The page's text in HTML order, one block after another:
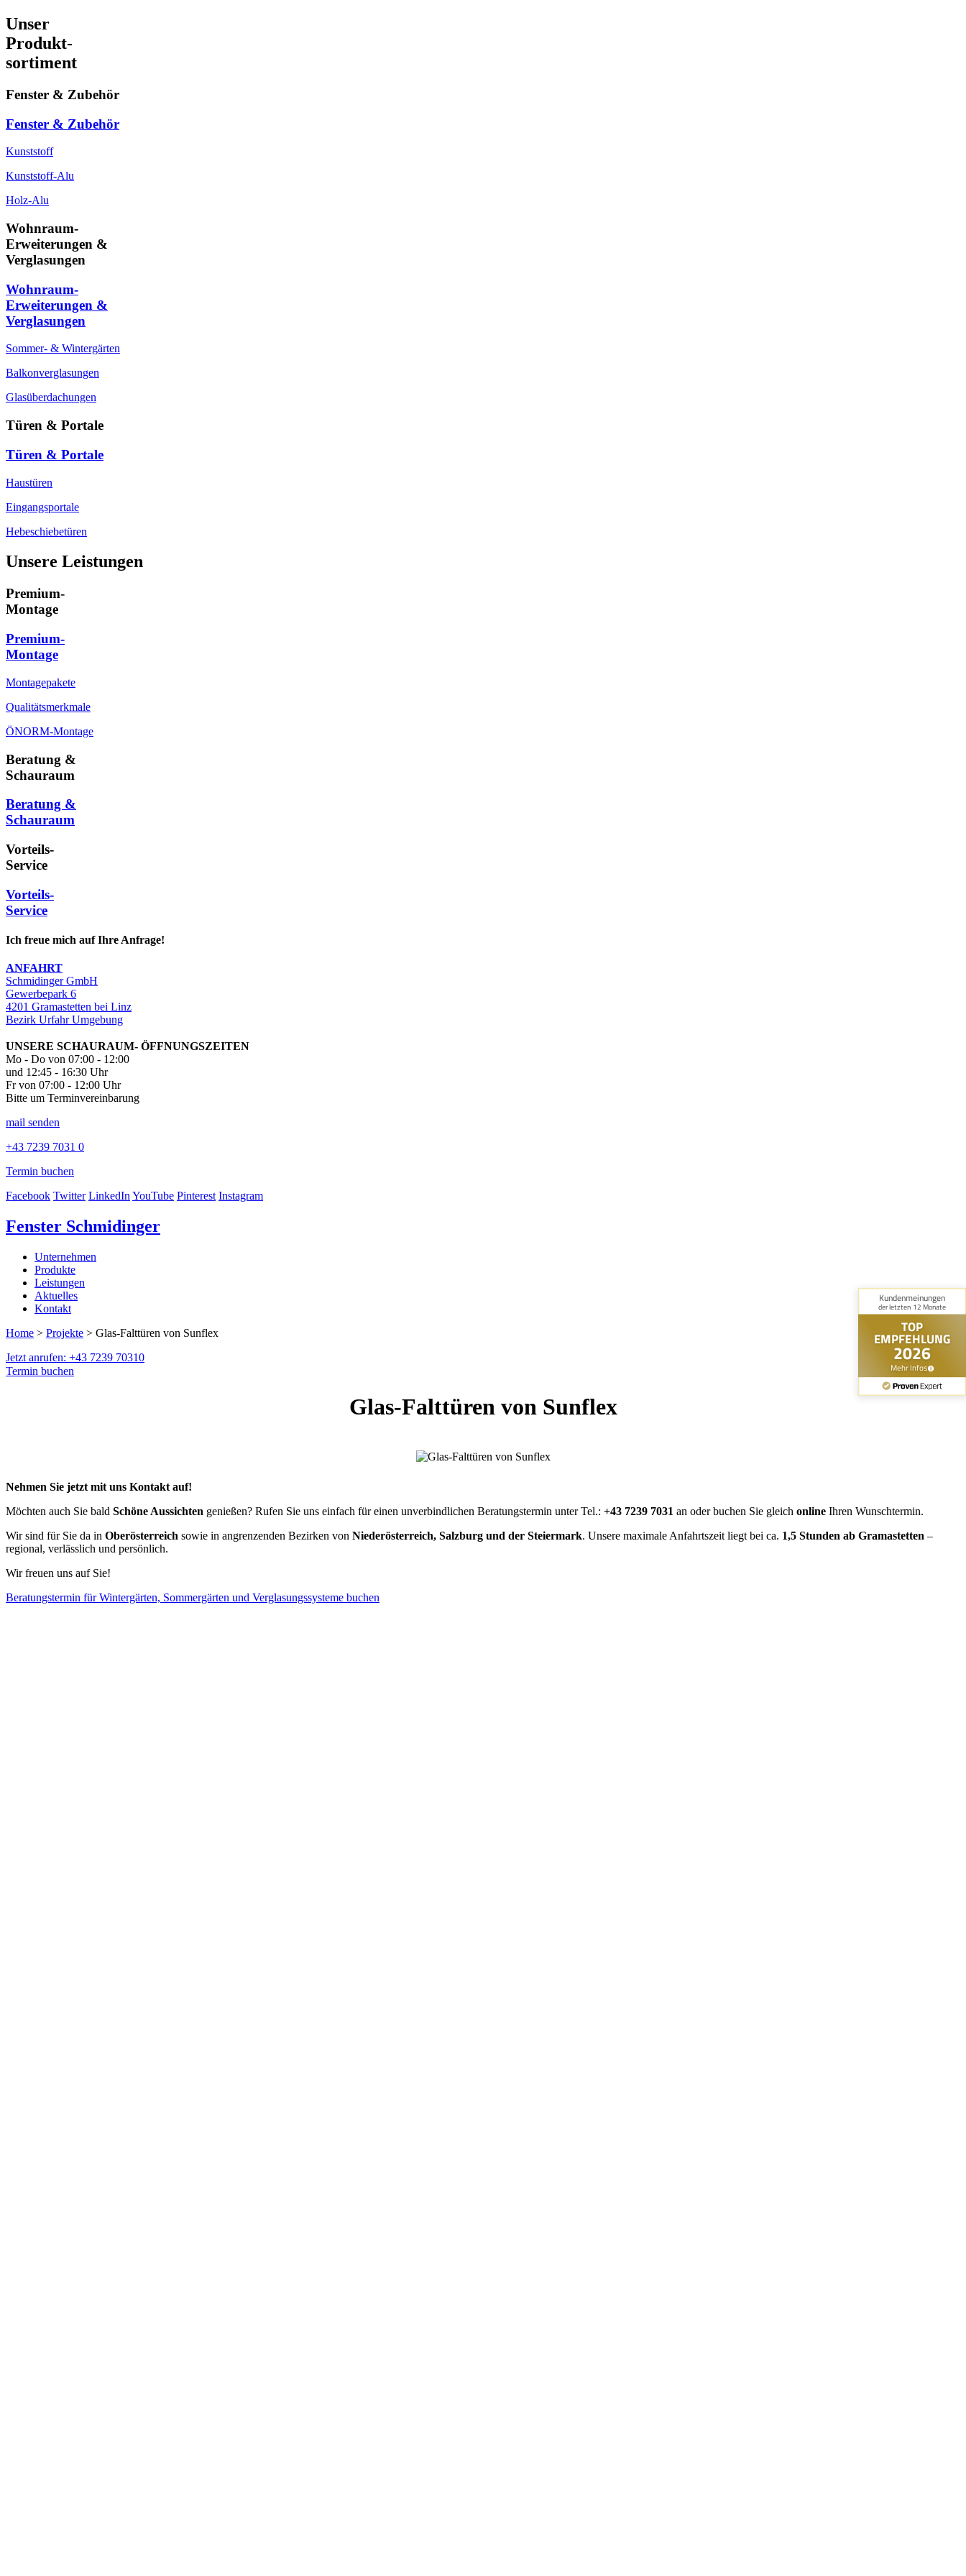
Unser
Produkt-
sortiment
Fenster & Zubehör
Fenster & Zubehör
Kunststoff
Kunststoff-Alu
Holz-Alu
Wohnraum-
Erweiterungen &
Verglasungen
Wohnraum-
Erweiterungen &
Verglasungen
Sommer- & Wintergärten
Balkonverglasungen
Glasüberdachungen
Türen & Portale
Türen & Portale
Haustüren
Eingangsportale
Hebeschiebetüren
Unsere Leistungen
Premium-
Montage
Premium-
Montage
Montagepakete
Qualitätsmerkmale
ÖNORM-Montage
Beratung &
Schauraum
Beratung &
Schauraum
Vorteils-
Service
Vorteils-
Service
Ich freue mich auf Ihre Anfrage!
ANFAHRT
Schmidinger GmbH
Gewerbepark 6
4201 Gramastetten bei Linz
Bezirk Urfahr Umgebung
UNSERE SCHAURAUM- ÖFFNUNGSZEITEN
Mo - Do von 07:00 - 12:00
und 12:45 - 16:30 Uhr
Fr von 07:00 - 12:00 Uhr
Bitte um Terminvereinbarung
mail senden
+43 7239 7031 0
Termin buchen
Facebook Twitter LinkedInYouTube Pinterest Instagram
Fenster Schmidinger
Unternehmen
Produkte
Leistungen
Aktuelles
Kontakt
Home > Projekte > Glas-Falttüren von Sunflex
Jetzt anrufen: +43 7239 70310
Termin buchen
Glas-Falttüren von Sunflex
Nehmen Sie jetzt mit uns Kontakt auf!
Möchten auch Sie bald Schöne Aussichten genießen? Rufen Sie uns einfach für einen unverbindlichen Beratungstermin unter Tel.: +43 7239 7031 an oder buchen Sie gleich online Ihren Wunschtermin.
Wir sind für Sie da in Oberösterreich sowie in angrenzenden Bezirken von Niederösterreich, Salzburg und der Steiermark. Unsere maximale Anfahrtszeit liegt bei ca. 1,5 Stunden ab Gramastetten –
regional, verlässlich und persönlich.
Wir freuen uns auf Sie!
Beratungstermin für Wintergärten, Sommergärten und Verglasungssysteme buchen